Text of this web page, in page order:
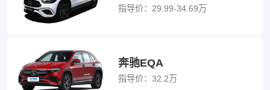
指导价： 29.99-34.69万
奔驰EQA
指导价： 32.2万